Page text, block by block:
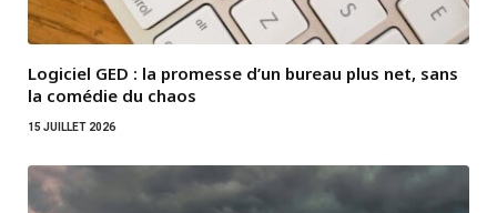
Logiciel GED : la promesse d’un bureau plus net, sans
la comédie du chaos
15 JUILLET 2026